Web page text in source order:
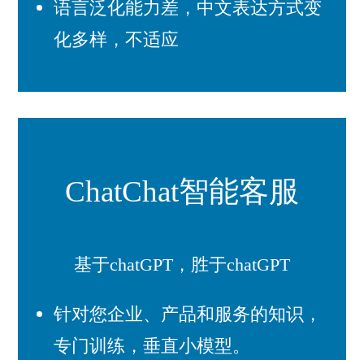
语言泛化能力差，中文表达方式变
化多样，不适应
ChatChat智能客服
基于chatGPT，胜于chatGPT
针对您企业、产品和服务的知识，
专门训练，垂直小模型。